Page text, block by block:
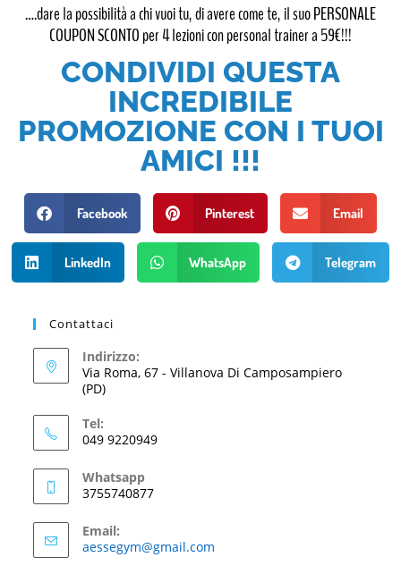
….dare la possibilità a chi vuoi tu, di avere come te, il suo PERSONALE
COUPON SCONTO per 4 lezioni con personal trainer a 59€!!!
CONDIVIDI QUESTA
INCREDIBILE
PROMOZIONE CON I TUOI
AMICI !!!
Facebook Pinterest Email
LinkedIn WhatsApp Telegram
Contattaci
Indirizzo:
Via Roma, 67 - Villanova Di Camposampiero
(PD)
Tel:
049 9220949
Whatsapp
3755740877
Email:
aessegym@gmail.com